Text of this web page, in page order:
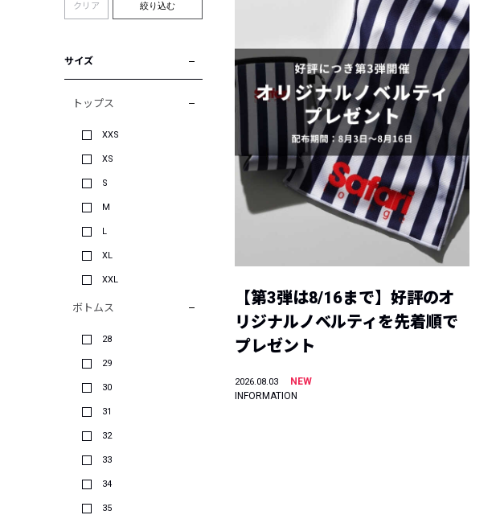
クリア 絞り込む
サイズ
トップス
XXS
XS
S
M
L
XL
XXL
ボトムス
28
29
30
31
32
33
34
35
【第3弾は8/16まで】好評のオ
リジナルノベルティを先着順で
プレゼント
2026.08.03
NEW
INFORMATION